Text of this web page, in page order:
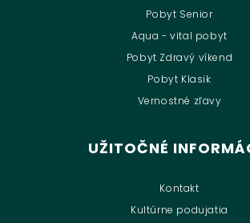
Pobyt Senior
Aqua - vital pobyt
Pobyt Zdravý víkend
Pobyt Klasik
Vernostné zľavy
UŽITOČNÉ
Kontakt
Kultúrne podujatia